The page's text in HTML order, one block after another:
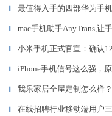
▎ 最值得入手的四部华为手
▎ mac手机助手AnyTrans,让
▎ 小米手机正式官宣：确认
▎ iPhone手机信号这么强，
▎ 我乐家居全屋定制怎么样
▎ 在线招聘行业移动端用户